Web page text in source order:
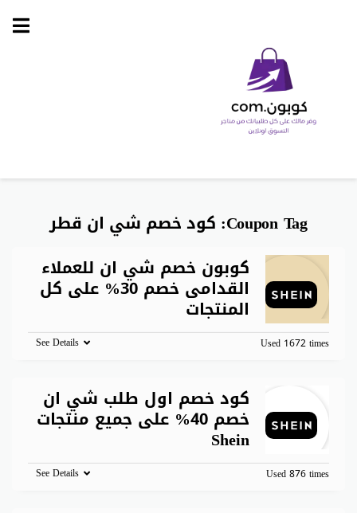
Skip
Coupon Tag: كود خصم شي ان قطر
كوبون خصم شي ان للعملاء
القدامى خصم 30% على كل
المنتجات
Used 1672 times
See Details
كود خصم اول طلب شي ان
خصم 40% على جميع منتجات
Shein
Used 876 times
See Details